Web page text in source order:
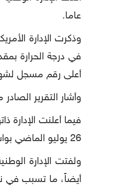
عاما.
أعلى رقم مسجل لشهر
وأشار التقرير
26 يوليو الماضي بواسطة محطة أرصاد جوية سويدية موجودة على الحافة الجنوبية من الدائرة القطبية الشمالية.
ولفتت الإدارة